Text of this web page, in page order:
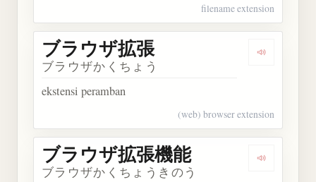
filename extension
Dengarkan
ブラウザ拡張
ブラウザかくちょう
ekstensi peramban
(web) browser extension
Dengarkan
ブラウザ拡張機能
ブラウザかくちょうきのう